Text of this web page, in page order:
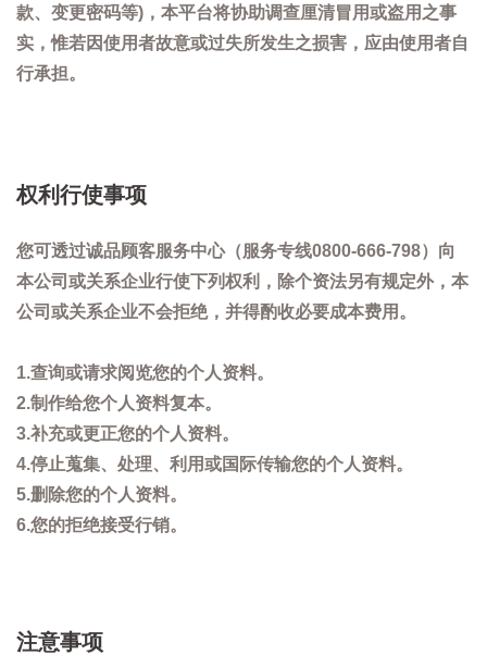
款、变更密码等)，本平台将协助调查厘清冒用或盗用之事
实，惟若因使用者故意或过失所发生之损害，应由使用者自
行承担。
权利行使事项
您可透过诚品顾客服务中心（服务专线0800-666-798）向
本公司或关系企业行使下列权利，除个资法另有规定外，本
公司或关系企业不会拒绝，并得酌收必要成本费用。
1.查询或请求阅览您的个人资料。
2.制作给您个人资料复本。
3.补充或更正您的个人资料。
4.停止蒐集、处理、利用或国际传输您的个人资料。
5.删除您的个人资料。
6.您的拒绝接受行销。
注意事项